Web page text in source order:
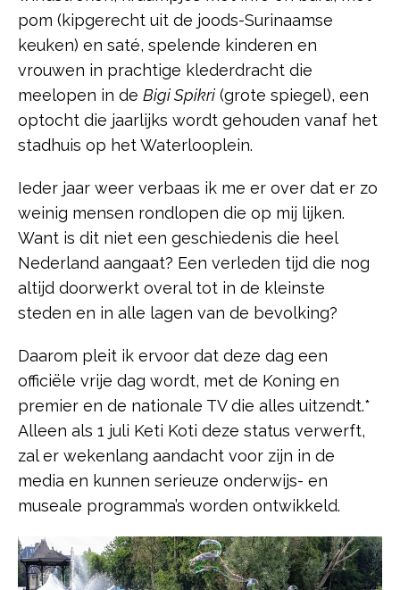
pom (kipgerecht uit de joods-Surinaamse
keuken) en saté, spelende kinderen en
vrouwen in prachtige klederdracht die
meelopen in de Bigi Spikri (grote spiegel), een
optocht die jaarlijks wordt gehouden vanaf het
stadhuis op het Waterlooplein.
Ieder jaar weer verbaas ik me er over dat er zo
weinig mensen rondlopen die op mij lijken.
Want is dit niet een geschiedenis die heel
Nederland aangaat? Een verleden tijd die nog
altijd doorwerkt overal tot in de kleinste
steden en in alle lagen van de bevolking?
Daarom pleit ik ervoor dat deze dag een
officiële vrije dag wordt, met de Koning en
premier en de nationale TV die alles uitzendt.*
Alleen als 1 juli Keti Koti deze status verwerft,
zal er wekenlang aandacht voor zijn in de
media en kunnen serieuze onderwijs- en
museale programma’s worden ontwikkeld.